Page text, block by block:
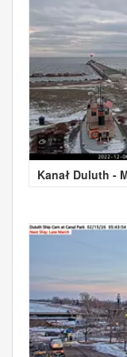
Kanał Duluth -